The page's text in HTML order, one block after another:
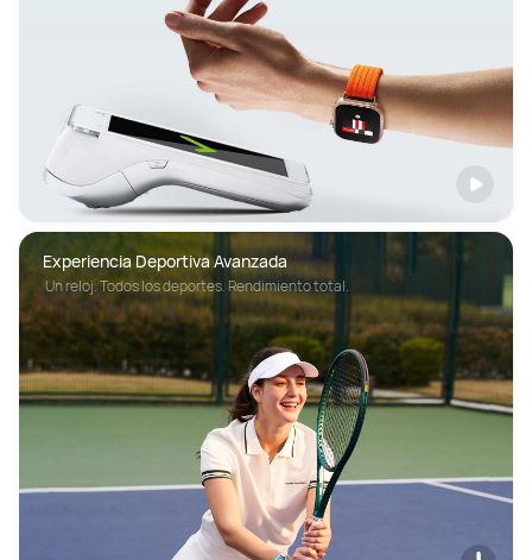
Experiencia Deportiva Avanzada